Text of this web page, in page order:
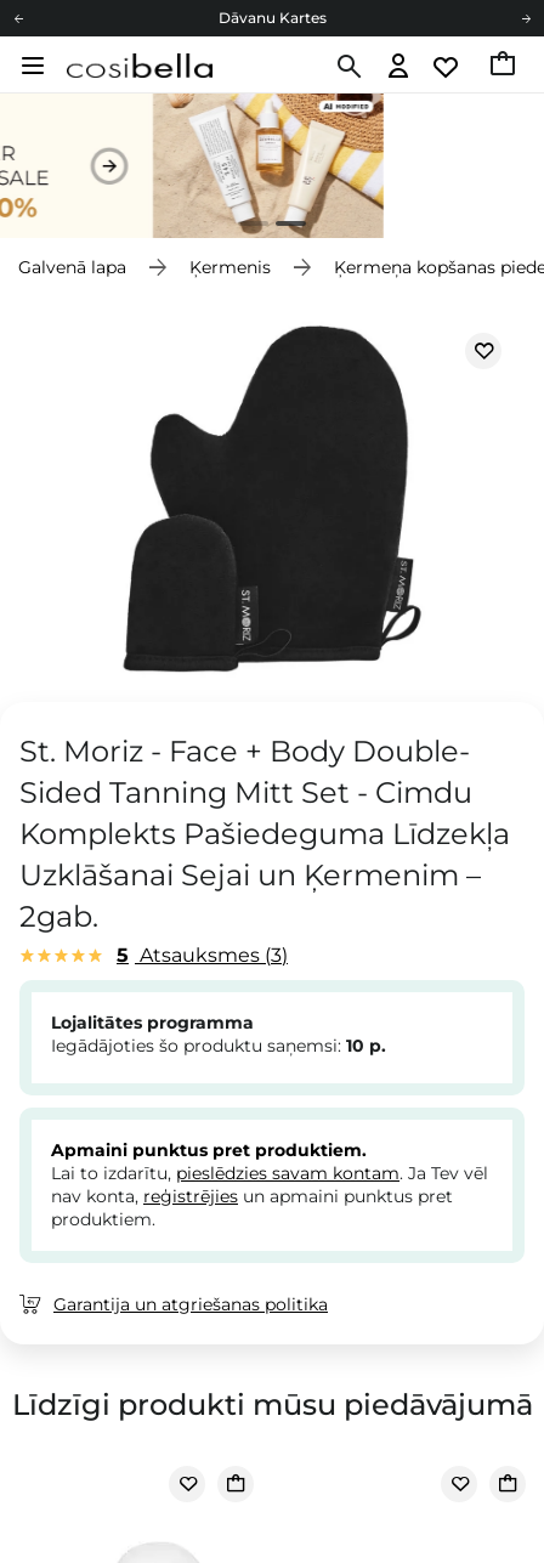
Dāvanu Kartes
Cosibella lojalitātes programma
Dāvanu Kartes
Galvenā lapa Ķermenis Ķermeņa kopšanas
St. Moriz - Face + Body Double-
Sided Tanning Mitt Set - Cimdu
Komplekts Pašiedeguma Līdzekļa
Uzklāšanai Sejai un Ķermenim –
2gab.
5 Atsauksmes 3
Lojalitātes programma
Iegādājoties šo produktu saņemsi: 10 p.
Apmaini punktus pret produktiem.
Lai to izdarītu, pieslēdzies savam kontam. Ja Tev vēl
nav konta, reģistrējies un apmaini punktus pret
produktiem.
Garantija un atgriešanas politika
Līdzīgi produkti mūsu piedāvājumā